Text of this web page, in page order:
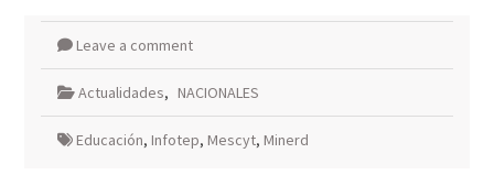
Leave a comment
Actualidades, NACIONALES
Educación, Infotep, Mescyt, Minerd